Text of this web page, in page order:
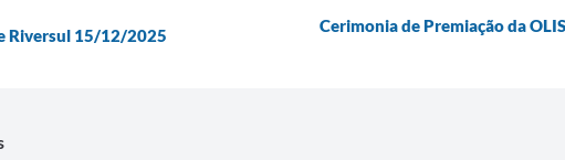
Riversul 15/12/2025
Cerimonia de Premiação da